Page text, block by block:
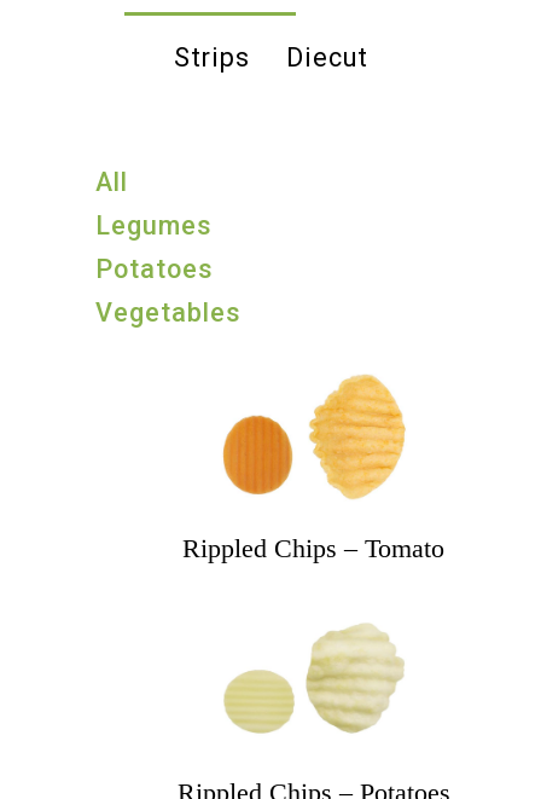
Strips Diecut
All
Legumes
Potatoes
Vegetables
Rippled Chips – Tomato
Rippled Chips – Potatoes